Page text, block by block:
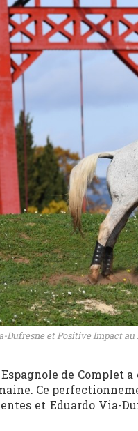
Dufresne et Positive Impact
Espagnole de Complet
Ce
et Eduardo Via-